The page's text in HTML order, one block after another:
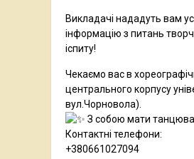
Викладачі нададуть вам
інформацію з питань
іспиту!
Чекаємо вас в
центрального корпусу
вул.Чорновола).
З собою мати
Контактні телефони:
+380661027094